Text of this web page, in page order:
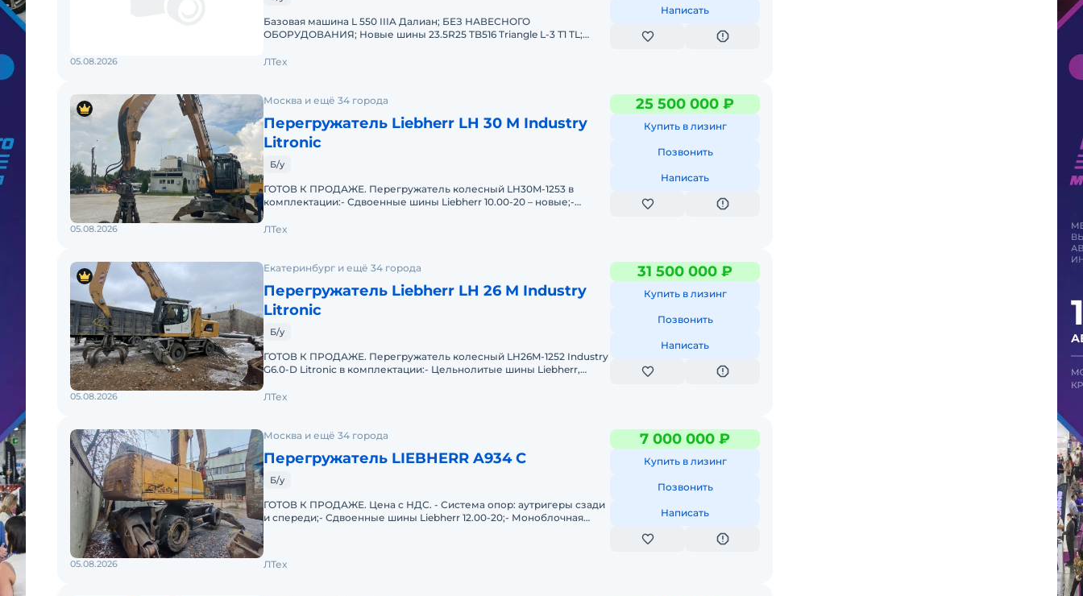
Базовая машина L 550 IIIA Далиан; БЕЗ НАВЕСНОГО
ОБОРУДОВАНИЯ; Новые шины 23.5R25 TB516 Triangle L-3 T1 TL;
Написать
05.08.2026 ЛТех
Москва и ещё 34 города
Перегружатель Liebherr LH 30 M Industry
Litronic
Б/у
ГОТОВ К ПРОДАЖЕ. Перегружатель колесный LH30M-1253 в
комплектации:- Сдвоенные шины Liebherr 10.00-20 – новые;-
25 500 000 ₽
Купить в лизинг
Позвонить
Написать
05.08.2026 ЛТех
Екатеринбург и ещё 34 города
Перегружатель Liebherr LH 26 M Industry
Litronic
Б/у
ГОТОВ К ПРОДАЖЕ. Перегружатель колесный LH26M-1252 Industry
G6.0-D Litronic в комплектации:- Цельнолитые шины Liebherr,
31 500 000 ₽
Купить в лизинг
Позвонить
Написать
05.08.2026 ЛТех
Москва и ещё 34 города
Перегружатель LIEBHERR A934 C
Б/у
ГОТОВ К ПРОДАЖЕ. Цена с НДС. - Система опор: аутригеры сзади
и спереди;- Сдвоенные шины Liebherr 12.00-20;- Моноблочная
7 000 000 ₽
Купить в лизинг
Позвонить
Написать
05.08.2026 ЛТех